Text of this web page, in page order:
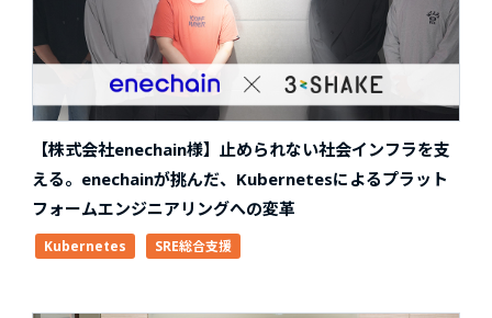
【株式会社enechain様】止められない社会インフラを支
える。enechainが挑んだ、Kubernetesによるプラット
フォームエンジニアリングへの変革
Kubernetes SRE総合支援